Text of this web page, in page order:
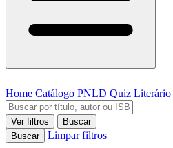
Home Catálogo PNLD Quiz Literário
Ver filtros
Buscar
Buscar
Limpar filtros